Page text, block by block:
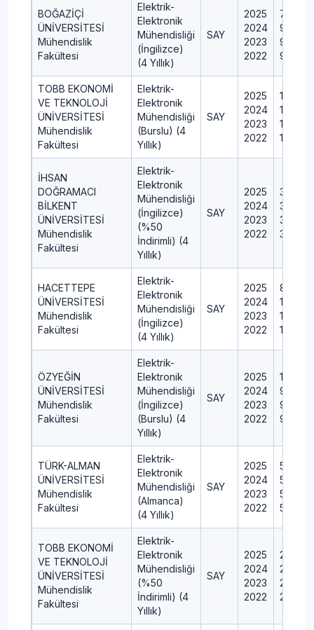
BOĞAZİÇİ
ÜNİVERSİTESİ
Mühendislik
Fakültesi
Elektrik-
Elektronik
Mühendisliği
(İngilizce)
(4 Yıllık)
SAY
2025
2024
2023
2022
75
90
90
90
TOBB EKONOMİ
VE TEKNOLOJİ
ÜNİVERSİTESİ
Mühendislik
Fakültesi
Elektrik-
Elektronik
Mühendisliği
(Burslu) (4
Yıllık)
SAY
2025
2024
2023
2022
13
13
13
15
İHSAN
DOĞRAMACI
BİLKENT
ÜNİVERSİTESİ
Mühendislik
Fakültesi
Elektrik-
Elektronik
Mühendisliği
(İngilizce)
(%50
İndirimli) (4
Yıllık)
SAY
2025
2024
2023
2022
35
35
35
35
HACETTEPE
ÜNİVERSİTESİ
Mühendislik
Fakültesi
Elektrik-
Elektronik
Mühendisliği
(İngilizce)
(4 Yıllık)
SAY
2025
2024
2023
2022
85
100
100
100
ÖZYEĞİN
ÜNİVERSİTESİ
Mühendislik
Fakültesi
Elektrik-
Elektronik
Mühendisliği
(İngilizce)
(Burslu) (4
Yıllık)
SAY
2025
2024
2023
2022
11
9
9
9
TÜRK-ALMAN
ÜNİVERSİTESİ
Mühendislik
Fakültesi
Elektrik-
Elektronik
Mühendisliği
(Almanca)
(4 Yıllık)
SAY
2025
2024
2023
2022
50
50
50
50
TOBB EKONOMİ
VE TEKNOLOJİ
ÜNİVERSİTESİ
Mühendislik
Fakültesi
Elektrik-
Elektronik
Mühendisliği
(%50
İndirimli) (4
Yıllık)
SAY
2025
2024
2023
2022
25
25
25
25